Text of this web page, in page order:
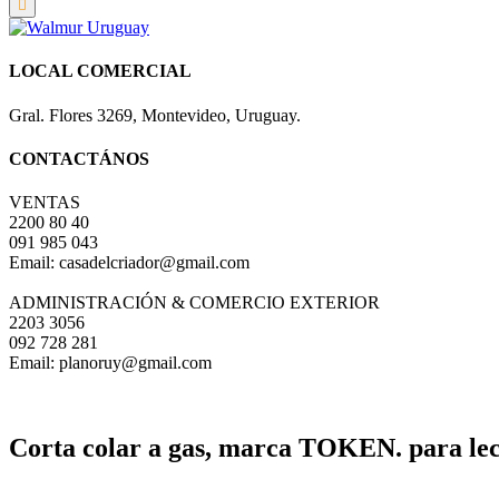
LOCAL COMERCIAL
Gral. Flores 3269, Montevideo, Uruguay.
CONTACTÁNOS
VENTAS
2200 80 40
091 985 043
Email: casadelcriador@gmail.com
ADMINISTRACIÓN & COMERCIO EXTERIOR
2203 3056
092 728 281
Email: planoruy@gmail.com
Corta colar a gas, marca TOKEN. para